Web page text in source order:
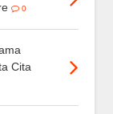
0
Cita